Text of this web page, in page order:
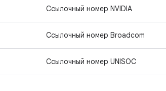
Ссылочный номер NVIDIA
Ссылочный номер Broadcom
Ссылочный номер UNISOC